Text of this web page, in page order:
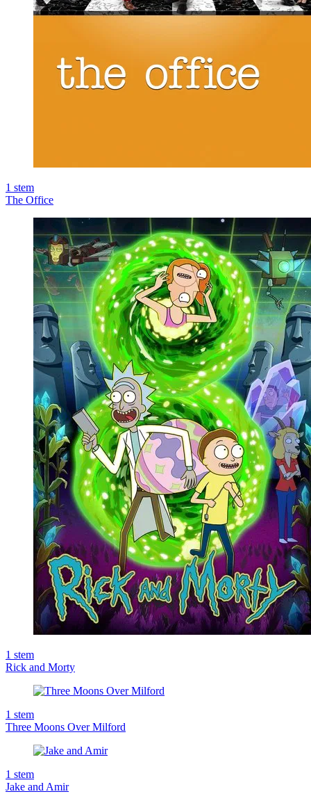
1 stem
The Office
1 stem
Rick and Morty
1 stem
Three Moons Over Milford
1 stem
Jake and Amir